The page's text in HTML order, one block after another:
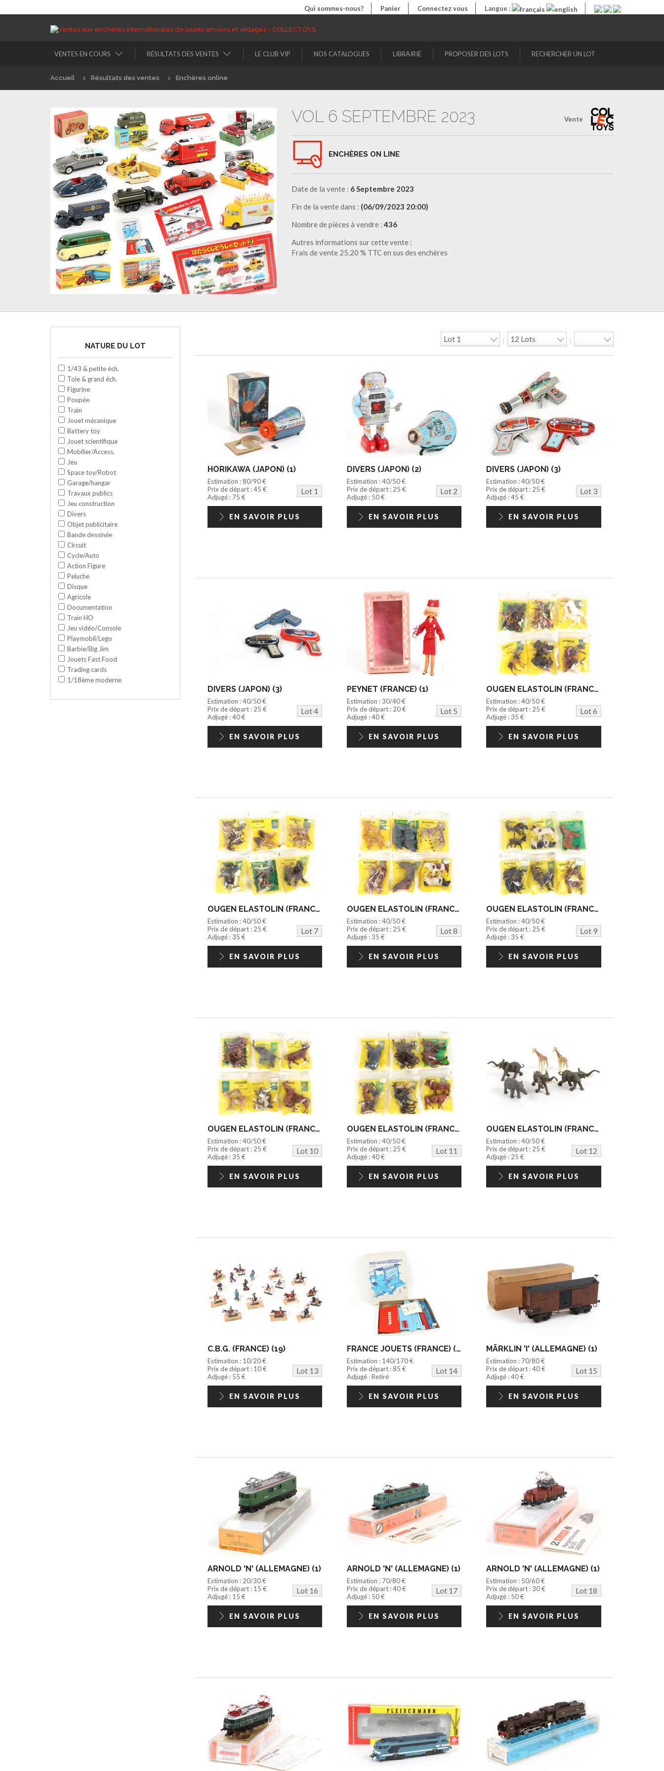
Qui sommes-nous? Panier Connectez vous Langue :
VENTES EN COURS RÉSULTATS DES VENTES LE CLUB VIP NOS CATALOGUES LIBRAIRIE PROPOSER DES LOTS RECHERCHER UN LOT
Accueil Résultats des ventes Enchères online
Vente
VOL 6 SEPTEMBRE 2023
ENCHÈRES ON LINE
Date de la vente : 6 Septembre 2023
Fin de la vente dans : (06/09/2023 20:00)
Nombre de pièces à vendre :436
Autres informations sur cette vente :
Frais de vente 25.20 % TTC en sus des enchères
NATURE DU LOT
1/43 & petite éch.
Tole & grand éch.
Figurine
Poupée
Train
Jouet mécanique
Battery toy
Jouet scientifique
Mobilier/Access.
Jeu
Space toy/Robot
Garage/hangar
Travaux publics
Jeu construction
Divers
Objet publicitaire
Bande dessinée
Circuit
Cycle/Auto
Action Figure
Peluche
Disque
Agricole
Documentation
Train HO
Jeu vidéo/Console
Playmobil/Lego
Barbie/Big Jim
Jouets Fast Food
Trading cards
1/18ème moderne
HORIKAWA (JAPON) (1)
Estimation : 80/90 €
Prix de départ : 45 €
Lot 1
Adjugé : 75 €
EN SAVOIR PLUS
DIVERS (JAPON) (2)
Estimation : 40/50 €
Prix de départ : 25 €
Lot 2
Adjugé : 50 €
EN SAVOIR PLUS
DIVERS (JAPON) (3)
Estimation : 40/50 €
Prix de départ : 25 €
Lot 3
Adjugé : 45 €
EN SAVOIR PLUS
DIVERS (JAPON) (3)
Estimation : 40/50 €
Prix de départ : 25 €
Lot 4
Adjugé : 40 €
EN SAVOIR PLUS
PEYNET (FRANCE) (1)
Estimation : 30/40 €
Prix de départ : 20 €
Lot 5
Adjugé : 40 €
EN SAVOIR PLUS
OUGEN ELASTOLIN (FRANCE) (6)
Estimation : 40/50 €
Prix de départ : 25 €
Lot 6
Adjugé : 35 €
EN SAVOIR PLUS
OUGEN ELASTOLIN (FRANCE) (6)
Estimation : 40/50 €
Prix de départ : 25 €
Lot 7
Adjugé : 35 €
EN SAVOIR PLUS
OUGEN ELASTOLIN (FRANCE) (6)
Estimation : 40/50 €
Prix de départ : 25 €
Lot 8
Adjugé : 35 €
EN SAVOIR PLUS
OUGEN ELASTOLIN (FRANCE) (6)
Estimation : 40/50 €
Prix de départ : 25 €
Lot 9
Adjugé : 35 €
EN SAVOIR PLUS
OUGEN ELASTOLIN (FRANCE) (6)
Estimation : 40/50 €
Prix de départ : 25 €
Lot 10
Adjugé : 35 €
EN SAVOIR PLUS
OUGEN ELASTOLIN (FRANCE) (6)
Estimation : 40/50 €
Prix de départ : 25 €
Lot 11
Adjugé : 40 €
EN SAVOIR PLUS
OUGEN ELASTOLIN (FRANCE) (6)
Estimation : 40/50 €
Prix de départ : 25 €
Lot 12
Adjugé : 25 €
EN SAVOIR PLUS
C.B.G. (FRANCE) (19)
Estimation : 10/20 €
Prix de départ : 10 €
Lot 13
Adjugé : 55 €
EN SAVOIR PLUS
FRANCE JOUETS (FRANCE) (1)
Estimation : 140/170 €
Prix de départ : 85 €
Lot 14
Adjugé : Retiré
EN SAVOIR PLUS
MÄRKLIN 'I' (ALLEMAGNE) (1)
Estimation : 70/80 €
Prix de départ : 40 €
Lot 15
Adjugé : 40 €
EN SAVOIR PLUS
ARNOLD 'N' (ALLEMAGNE) (1)
Estimation : 20/30 €
Prix de départ : 15 €
Lot 16
Adjugé : 15 €
EN SAVOIR PLUS
ARNOLD 'N' (ALLEMAGNE) (1)
Estimation : 70/80 €
Prix de départ : 40 €
Lot 17
Adjugé : 50 €
EN SAVOIR PLUS
ARNOLD 'N' (ALLEMAGNE) (1)
Estimation : 50/60 €
Prix de départ : 30 €
Lot 18
Adjugé : 50 €
EN SAVOIR PLUS